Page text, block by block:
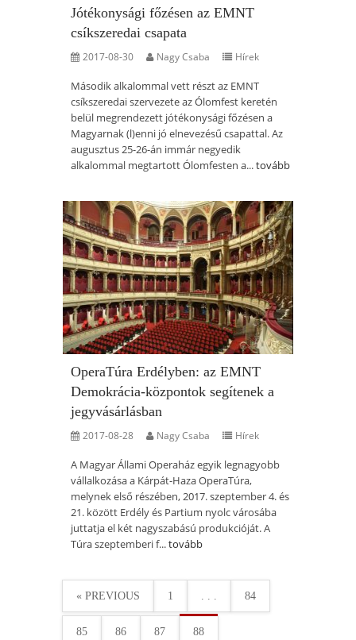
Jótékonysági főzésen az EMNT
csíkszeredai csapata
2017-08-30 Nagy Csaba Hírek
Második alkalommal vett részt az EMNT
csíkszeredai szervezete az Ólomfest keretén
belül megrendezett jótékonysági főzésen a
Magyarnak (l)enni jó elnevezésű csapattal. Az
augusztus 25-26-án immár negyedik
alkalommal megtartott Ólomfesten a...tovább
OperaTúra Erdélyben: az EMNT
Demokrácia-központok segítenek a
jegyvásárlásban
2017-08-28 Nagy Csaba Hírek
A Magyar Állami Operaház egyik legnagyobb
vállalkozása a Kárpát-Haza OperaTúra,
melynek első részében, 2017. szeptember 4. és
21. között Erdély és Partium nyolc városába
juttatja el két nagyszabású produkcióját. A
Túra szeptemberi f...tovább
« PREVIOUS 1 . . . 84
85 86 87 88